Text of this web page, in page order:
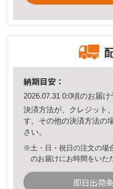
納期目安：
2026.07.31 0:0頃のお届け
決済方法が、クレジット
す。その他の決済方法の
さい。
※土・日・祝日の注文の場
のお届けにお時間をいた
即日出荷